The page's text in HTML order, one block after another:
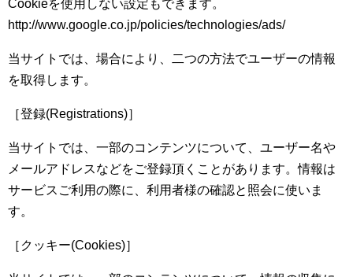
Cookieを使用しない設定もできます。
http://www.google.co.jp/policies/technologies/ads/
当サイトでは、場合により、二つの方法でユーザーの情報
を取得します。
［登録(Registrations)］
当サイトでは、一部のコンテンツについて、ユーザー名や
メールアドレスなどをご登録頂くことがあります。情報は
サービスご利用の際に、利用者様の確認と照会に使いま
す。
［クッキー(Cookies)］